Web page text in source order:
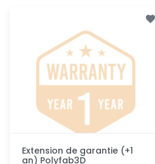
Extension de garantie (+1
an) Polyfab3D